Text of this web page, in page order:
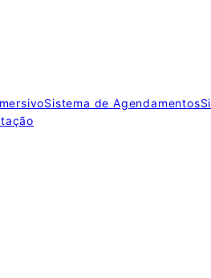
Sistema de Agendamentos
podem